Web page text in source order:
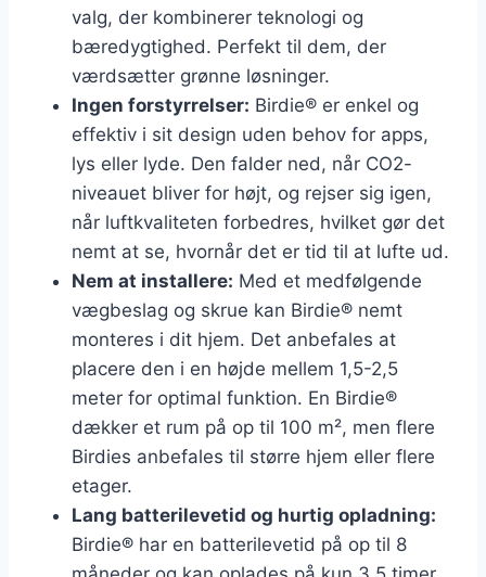
valg, der kombinerer teknologi og
bæredygtighed. Perfekt til dem, der
værdsætter grønne løsninger.
Ingen forstyrrelser: Birdie® er enkel og
effektiv i sit design uden behov for apps,
lys eller lyde. Den falder ned, når CO2-
niveauet bliver for højt, og rejser sig igen,
når luftkvaliteten forbedres, hvilket gør det
nemt at se, hvornår det er tid til at lufte ud.
Nem at installere: Med et medfølgende
vægbeslag og skrue kan Birdie® nemt
monteres i dit hjem. Det anbefales at
placere den i en højde mellem 1,5-2,5
meter for optimal funktion. En Birdie®
dækker et rum på op til 100 m², men flere
Birdies anbefales til større hjem eller flere
etager.
Lang batterilevetid og hurtig opladning:
Birdie® har en batterilevetid på op til 8